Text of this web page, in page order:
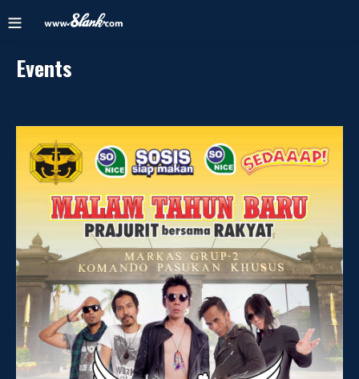
Events